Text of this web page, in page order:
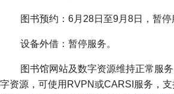
图书预约：6月28日至9月8日，暂停
设备外借：暂停服务。
图书馆网站及数字资源维持正常服
字资源，可使用RVPN或CARSI服务，